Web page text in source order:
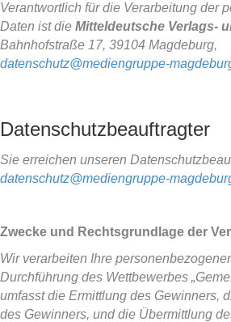
Verantwortlich für die Verarbeitung der
Daten ist die Mitteldeutsche Verlags-
Bahnhofstraße 17, 39104 Magdeburg,
datenschutz@mediengruppe-
Datenschutzbeauftragter
Sie erreichen unseren
datenschutz@mediengruppe-
Zwecke und Rechtsgrundlage der
Wir verarbeiten Ihre
Durchführung des Wettbewerbes
umfasst die Ermittlung des Gewinners,
des Gewinners, und die Übermittlung